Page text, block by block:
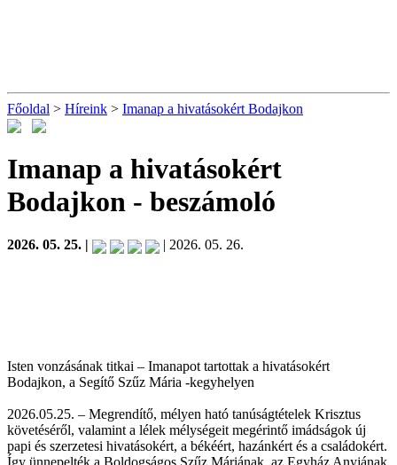
Főoldal > Híreink > Imanap a hivatásokért Bodajkon
Imanap a hivatásokért
Bodajkon - beszámoló
2026. 05. 25. | | 2026. 05. 26.
Isten vonzásának titkai – Imanapot tartottak a hivatásokért
Bodajkon, a Segítő Szűz Mária -kegyhelyen
2026.05.25. – Megrendítő, mélyen ható tanúságtételek Krisztus
követéséről, valamint a lélek mélységeit megérintő imádságok új
papi és szerzetesi hivatásokért, a békéért, hazánkért és a családokért.
Így ünnepelték a Boldogságos Szűz Máriának, az Egyház Anyjának